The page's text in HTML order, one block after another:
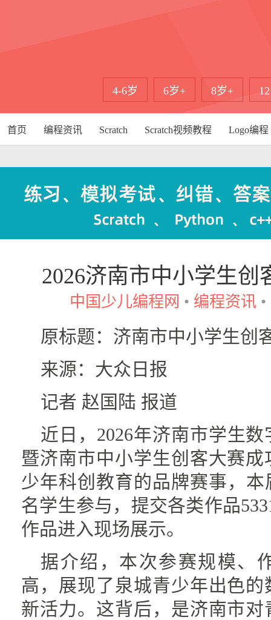
4-6岁 6岁+ 8岁+
首页 编程资讯 Scratch Scratch视频教程 Logo编程
2026济南市中小学生创
中国少儿编程网 • 编程资讯 •
原标题：济南市中小学生创
来源：大众日报
记者 赵国陆 报道
近日，2026年济南市学生
暨济南市中小学生创客大赛
少年科创教育的品牌赛事，本
名学生参与，提交各类作品
作品进入现场展示。
据介绍，本次参赛规模、
高，展现了泉城青少年出色
新活力。这背后，是济南市